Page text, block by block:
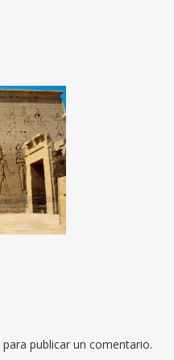
para publicar un comentario.